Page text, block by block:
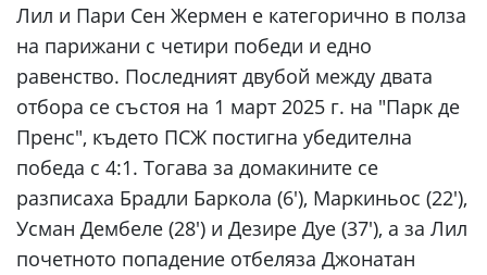
Лил и Пари Сен Жермен е категорично в полза
на парижани с четири победи и едно
равенство. Последният двубой между двата
отбора се състоя на 1 март 2025 г. на "Парк де
Пренс", където ПСЖ постигна убедителна
победа с 4:1. Тогава за домакините се
разписаха Брадли Баркола (6'), Маркиньос (22'),
Усман Дембеле (28') и Дезире Дуе (37'), а за Лил
почетното попадение отбеляза Джонатан